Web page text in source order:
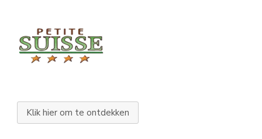
Klik hier om te ontdekken